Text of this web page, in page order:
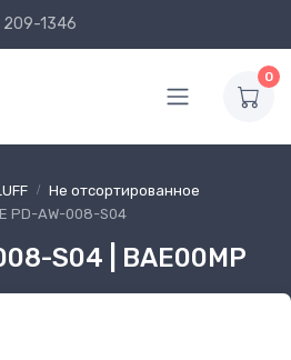
209-1346
0
Не отсортированное
PD-AW-008-S04
S04 | BAE00MP